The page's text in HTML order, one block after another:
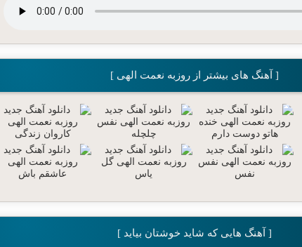
[ آهنگ های بیشتر از روزبه نعمت الهی ]
[ آهنگ هایی که شاید خوشتان بیاید ]